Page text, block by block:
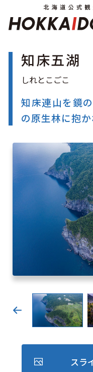
温泉
モデルコース
グルメ
アクセス
キュンちゃんオ
北海道はやわかり
旅のテーマで探す
7つの国立公園
さっぽろ圏e旅ギ
知床五湖
知床連山を鏡
の原生林に抱
スラ